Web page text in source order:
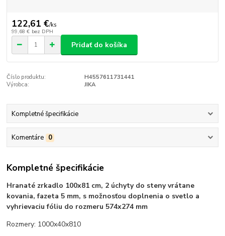
122,61 €/ks
99,68 € bez DPH
Pridať do košíka
Číslo produktu:
H4557611731441
Výrobca:
JIKA
Kompletné špecifikácie
Komentáre 0
Kompletné špecifikácie
Hranaté zrkadlo 100x81 cm, 2 úchyty do steny vrátane
kovania, fazeta 5 mm, s možnosťou doplnenia o svetlo a
vyhrievaciu fóliu do rozmeru 574x274 mm
Rozmery: 1000x40x810